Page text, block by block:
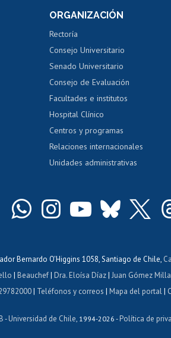
exalumnos
Perfeccionamiento
Evaluación docente
Calificación académica
Postulación al AUCAI
ORGANIZACIÓN
Rectoría
Consejo Universitario
Senado Universitario
Consejo de Evaluación
Facultades e institutos
Hospital Clínico
Centros y programas
Relaciones internacionales
Unidades administrativas
Bernardo O'Higgins 1058, Santiago de Chile,
| Beauchef| Dra. Eloísa Díaz| Juan Gómez
| Teléfonos y correos |Mapa del portal|
-Universidad de Chile , 1994-2026 -Política de